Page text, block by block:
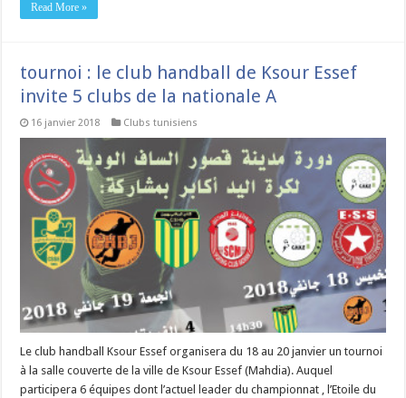
Read More »
tournoi : le club handball de Ksour Essef
invite 5 clubs de la nationale A
16 janvier 2018 Clubs tunisiens
Le club handball Ksour Essef organisera du 18 au 20 janvier un tournoi
à la salle couverte de la ville de Ksour Essef (Mahdia). Auquel
participera 6 équipes dont l’actuel leader du championnat , l’Etoile du